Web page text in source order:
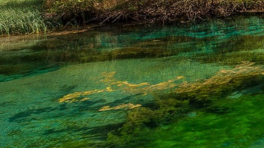
Dr. Göllner
2081 Piliscsaba,
e-mail:
telefonszám:
adószám: